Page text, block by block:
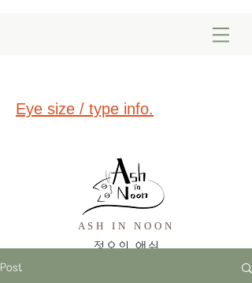
Eye size / type info.
ASH IN NOON
​정오의 애쉬
Post